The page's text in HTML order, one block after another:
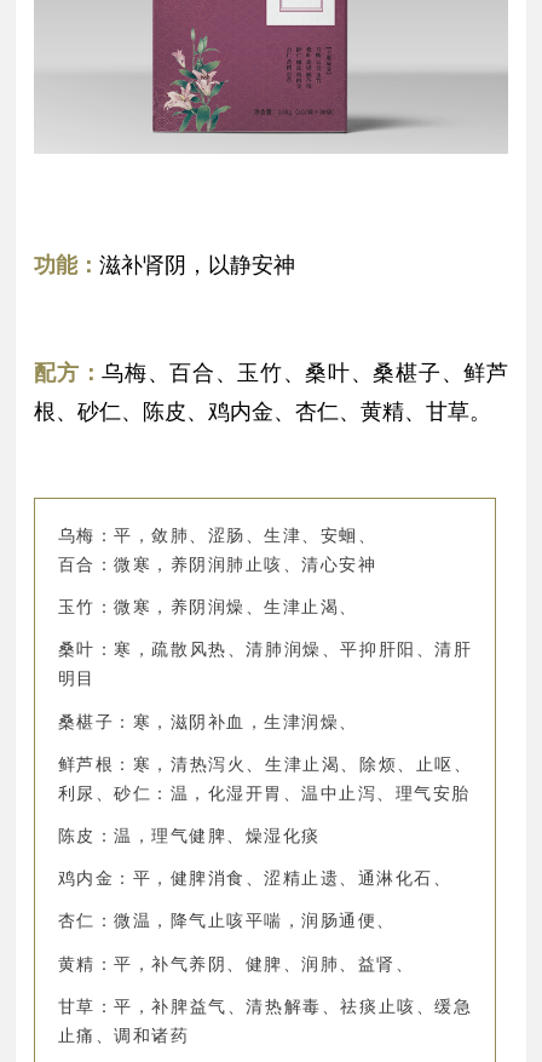
功能：滋补肾阴，以静安神
配方：乌梅、百合、玉竹、桑叶、桑椹子、鲜芦
根、砂仁、陈皮、鸡内金、杏仁、黄精、甘草。
乌梅：平，敛肺、涩肠、生津、安蛔、
百合：微寒，养阴润肺止咳、清心安神
玉竹：微寒，养阴润燥、生津止渴、
桑叶：寒，疏散风热、清肺润燥、平抑肝阳、清肝
明目
桑椹子：寒，滋阴补血，生津润燥、
鲜芦根：寒，清热泻火、生津止渴、除烦、止呕、
利尿、砂仁：温，化湿开胃、温中止泻、理气安胎
陈皮：温，理气健脾、燥湿化痰
鸡内金：平，健脾消食、涩精止遗、通淋化石、
杏仁：微温，降气止咳平喘，润肠通便、
黄精：平，补气养阴、健脾、润肺、益肾、
甘草：平，补脾益气、清热解毒、祛痰止咳、缓急
止痛、调和诸药